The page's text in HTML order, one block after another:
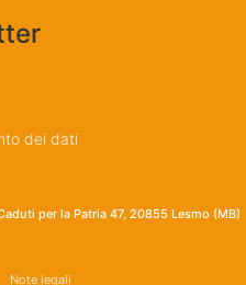
dei dati
per la Patria 47, 20855 Lesmo (MB)
Note legali